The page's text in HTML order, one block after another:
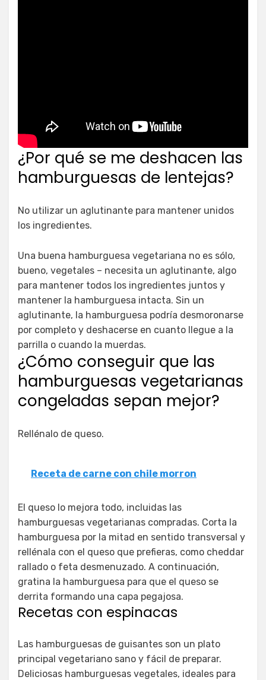
¿Por qué se me deshacen las
hamburguesas de lentejas?
No utilizar un aglutinante para mantener unidos
los ingredientes.
Una buena hamburguesa vegetariana no es sólo,
bueno, vegetales – necesita un aglutinante, algo
para mantener todos los ingredientes juntos y
mantener la hamburguesa intacta. Sin un
aglutinante, la hamburguesa podría desmoronarse
por completo y deshacerse en cuanto llegue a la
parrilla o cuando la muerdas.
¿Cómo conseguir que las
hamburguesas vegetarianas
congeladas sepan mejor?
Rellénalo de queso.
Receta de carne con chile morron
El queso lo mejora todo, incluidas las
hamburguesas vegetarianas compradas. Corta la
hamburguesa por la mitad en sentido transversal y
rellénala con el queso que prefieras, como cheddar
rallado o feta desmenuzado. A continuación,
gratina la hamburguesa para que el queso se
derrita formando una capa pegajosa.
Recetas con espinacas
Las hamburguesas de guisantes son un plato
principal vegetariano sano y fácil de preparar.
Deliciosas hamburguesas vegetales, ideales para